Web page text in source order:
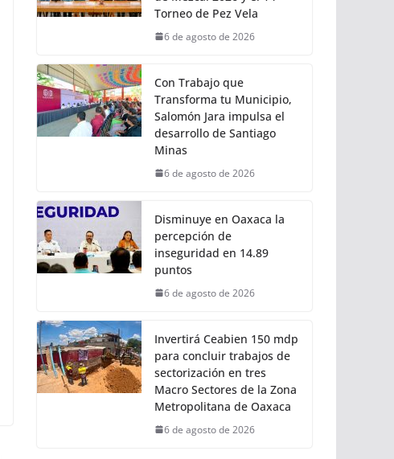
seguridad vial Ciudad
disfrutar la 7ª Saboreada
de Mezcal 2026 y el 14º
Torneo de Pez Vela
6 de agosto de 2026
Con Trabajo que
Salomón Jara impulsa el
desarrollo de Santiago
Minas
6 de agosto de 2026
percepción de
inseguridad en 14.89
puntos
6 de agosto de 2026
Invertirá Ceabien 150 mdp